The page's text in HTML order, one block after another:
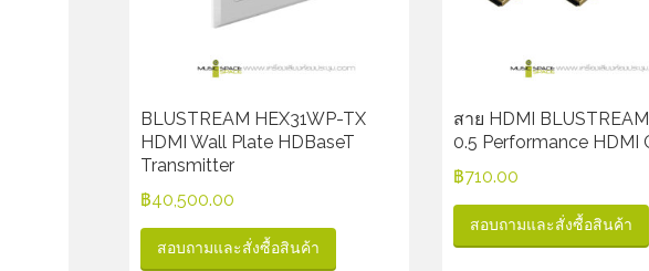
BLUSTREAM HEX31WP-TX
HDMI Wall Plate HDBaseT
Transmitter
฿40,500.00
สอบถามและสั่งซื้อสินค้า
สาย HDMI
0.5 Performance HDMI
฿710.00
สอบถามและสั่งซื้อสินค้า